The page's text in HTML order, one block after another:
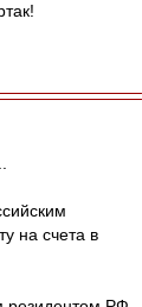
на счета в